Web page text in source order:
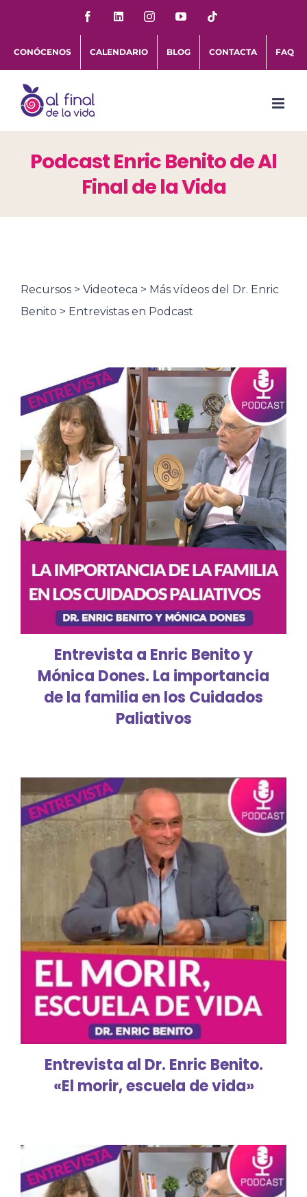
contenido
FacebookLinkedInInstagramYouTube
CONÓCENOS CALENDARIO BLOG CONTACTA FAQ
Podcast Enric Benito de Al
Final de la Vida
Recursos > Videoteca > Más vídeos del Dr. Enric
Benito > Entrevistas en Podcast
Entrevista a Enric Benito y
Mónica Dones. La importancia
de la familia en los Cuidados
Paliativos
Entrevista al Dr. Enric Benito.
«El morir, escuela de vida»